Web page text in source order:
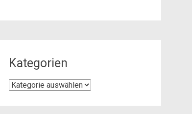
Kategorien
Kategorien